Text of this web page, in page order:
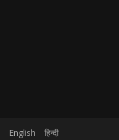
English हिन्दी